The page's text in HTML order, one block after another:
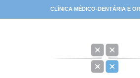
CLÍNICA MÉDICO-DENTÁRIA E